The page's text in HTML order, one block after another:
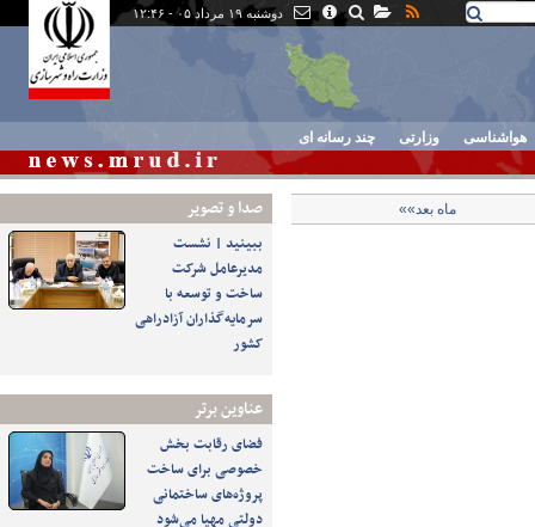
دوشنبه ۱۹ مرداد ۰۵ - ۱۲:۴۶
هواشناسی وزارتی چند رسانه ای
صدا و تصوير
ببینید | نشست
مدیرعامل شرکت
ساخت و توسعه با
سرمایه‌گذاران آزادراهی
کشور
عناوین برتر
فضای رقابت بخش
خصوصی برای ساخت
پروژه‌های ساختمانی
دولتی مهیا می‌شود
ماه بعد»»